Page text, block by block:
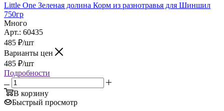
Little One Зеленая долина Корм из разнотравья для Шиншил
750гр
Много
Арт.: 60435
485 ₽/шт
Варианты цен
485 ₽/шт
Подробности
В корзину
Быстрый просмотр